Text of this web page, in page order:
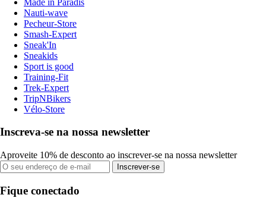
Nauti-wave
Pecheur-Store
Smash-Expert
Sneak'In
Sneakids
Sport is good
Training-Fit
Trek-Expert
TripNBikers
Vélo-Store
Inscreva-se na nossa newsletter
Aproveite 10% de desconto ao inscrever-se na nossa newsletter
Inscrever-se
Fique conectado